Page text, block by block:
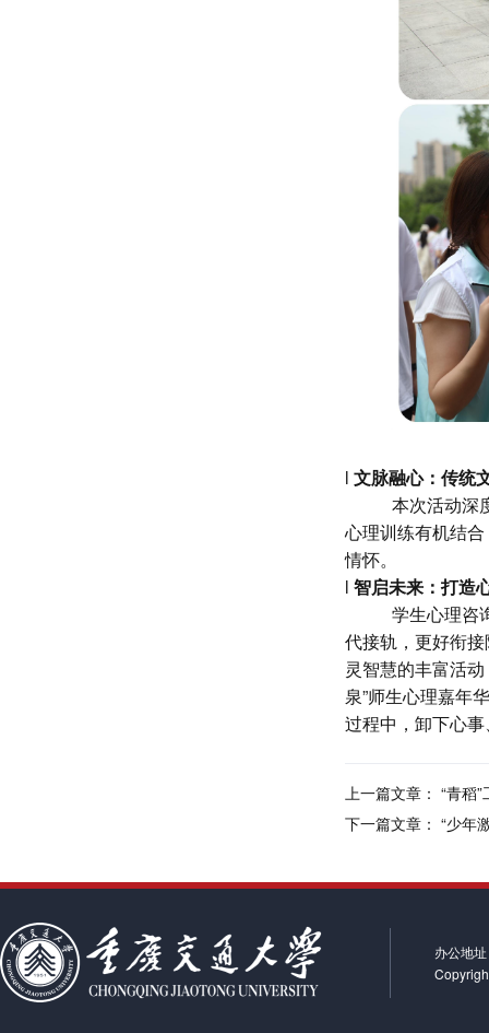
l 文脉融心：传统
本次活动深
心理训练有机结
情怀。
l 智启未来：打造
学生心理咨
代接轨，更好衔
灵智慧的丰富活
泉”师生心理嘉年
过程中，卸下心
上一篇文章： “青稻
下一篇文章： “少年
办公地